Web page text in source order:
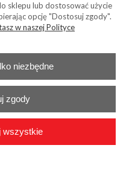
z o. o.
BDO: 000024178
45 1160 2202 0000 0004 9138
55 96 556
sklepu lub dostosować użycie
opcję "Dostosuj zgody".
w naszej Polityce
niezbędne
zgody
wszystkie